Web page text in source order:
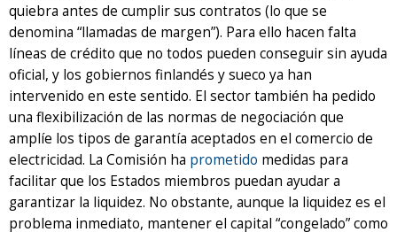
quiebra antes de cumplir sus contratos (lo que se
denomina “llamadas de margen”). Para ello hacen falta
líneas de crédito que no todos pueden conseguir sin ayuda
oficial, y los gobiernos finlandés y sueco ya han
intervenido en este sentido. El sector también ha pedido
una flexibilización de las normas de negociación que
amplíe los tipos de garantía aceptados en el comercio de
electricidad. La Comisión ha prometido medidas para
facilitar que los Estados miembros puedan ayudar a
garantizar la liquidez. No obstante, aunque la liquidez es el
problema inmediato, mantener el capital “congelado” como